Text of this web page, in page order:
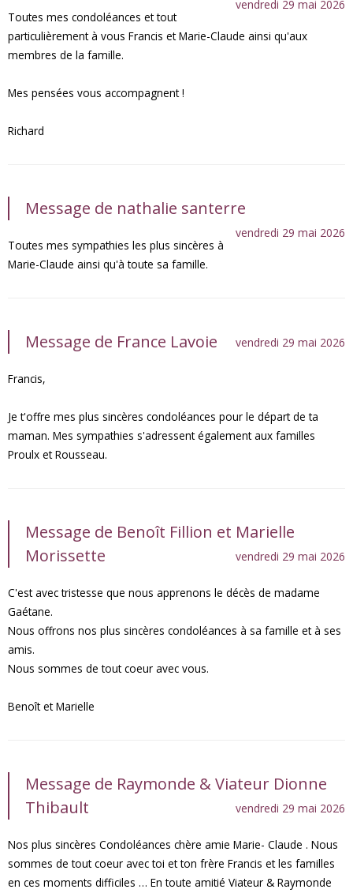
vendredi 29 mai 2026
Toutes mes condoléances et tout
particulièrement à vous Francis et Marie-Claude ainsi qu'aux
membres de la famille.
Mes pensées vous accompagnent !
Richard
Message de nathalie santerre
vendredi 29 mai 2026
Toutes mes sympathies les plus sincères à
Marie-Claude ainsi qu'à toute sa famille.
Message de France Lavoie vendredi 29 mai 2026
Francis,
Je t'offre mes plus sincères condoléances pour le départ de ta
maman. Mes sympathies s'adressent également aux familles
Proulx et Rousseau.
Message de Benoît Fillion et Marielle
Morissette
vendredi 29 mai 2026
C'est avec tristesse que nous apprenons le décès de madame
Gaétane.
Nous offrons nos plus sincères condoléances à sa famille et à ses
amis.
Nous sommes de tout coeur avec vous.
Benoît et Marielle
Message de Raymonde & Viateur Dionne
Thibault
vendredi 29 mai 2026
Nos plus sincères Condoléances chère amie Marie- Claude . Nous
sommes de tout coeur avec toi et ton frère Francis et les familles
en ces moments difficiles … En toute amitié Viateur & Raymonde